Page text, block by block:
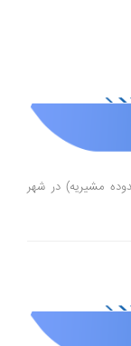
پسرانه(عادی دولتی)در منطقه 15(محدوده مشیریه) در شهر